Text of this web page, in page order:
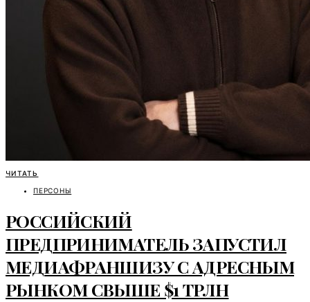
ЧИТАТЬ
ПЕРСОНЫ
РОССИЙСКИЙ
ПРЕДПРИНИМАТЕЛЬ ЗАПУСТИЛ
МЕДИАФРАНШИЗУ С АДРЕСНЫМ
РЫНКОМ СВЫШЕ $1 ТРЛН